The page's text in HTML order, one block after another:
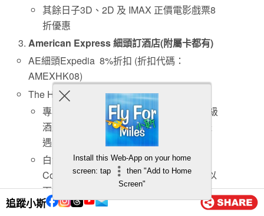
追蹤小斯
其餘日子3D、2D 及 IMAX 正價電影戲票8
折優惠
American Express細頭訂酒店(附屬卡都有)
AE細頭Expedia 8%折扣 (折扣代碼：
AMEXHK08)
The Hotel Collection
專享Hilton Hotels、Hyatt及 Marriott等高級
酒店集團品牌旗下指定酒店一系列精選禮
遇。
白金卡會員每次憑卡預訂入住The Hotel
Collection的酒店連續兩晚或以上，可享以
下禮遇：
到達酒店登記入住時獲享客房升級
Install this Web-App on your home
screen: tap
then "Add to Home
Screen"